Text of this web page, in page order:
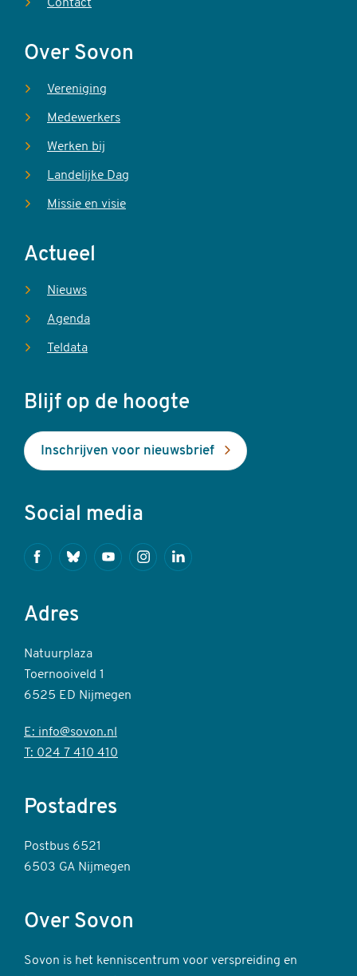
Contact
Over Sovon
Vereniging
Medewerkers
Werken bij
Landelijke Dag
Missie en visie
Actueel
Nieuws
Agenda
Teldata
Blijf op de hoogte
Inschrijven voor nieuwsbrief
Social media
FacebookBlueskyYoutubeInstagramLinkedin
Adres
Natuurplaza
Toernooiveld 1
6525 ED Nijmegen
E: info@sovon.nl
T: 024 7 410 410
Postadres
Postbus 6521
6503 GA Nijmegen
Over Sovon
Sovon is het kenniscentrum voor verspreiding en